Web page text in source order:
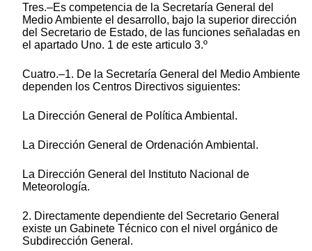
Tres.–Es competencia de la Secretaría General del
Medio Ambiente el desarrollo, bajo la superior dirección
del Secretario de Estado, de las funciones señaladas en
el apartado Uno. 1 de este articulo 3.º
Cuatro.–1. De la Secretaría General del Medio Ambiente
dependen los Centros Directivos siguientes:
La Dirección General de Política Ambiental.
La Dirección General de Ordenación Ambiental.
La Dirección General del Instituto Nacional de
Meteorología.
2. Directamente dependiente del Secretario General
existe un Gabinete Técnico con el nivel orgánico de
Subdirección General.